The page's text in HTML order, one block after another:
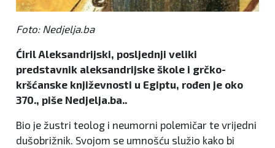
Foto: Nedjelja.ba
Ćiril Aleksandrijski, posljednji veliki
predstavnik aleksandrijske škole i grčko-
kršćanske književnosti u Egiptu, rođen je oko
370., piše Nedjelja.ba..
Bio je žustri teolog i neumorni polemičar te vrijedni
dušobrižnik. Svojom se umnošću služio kako bi